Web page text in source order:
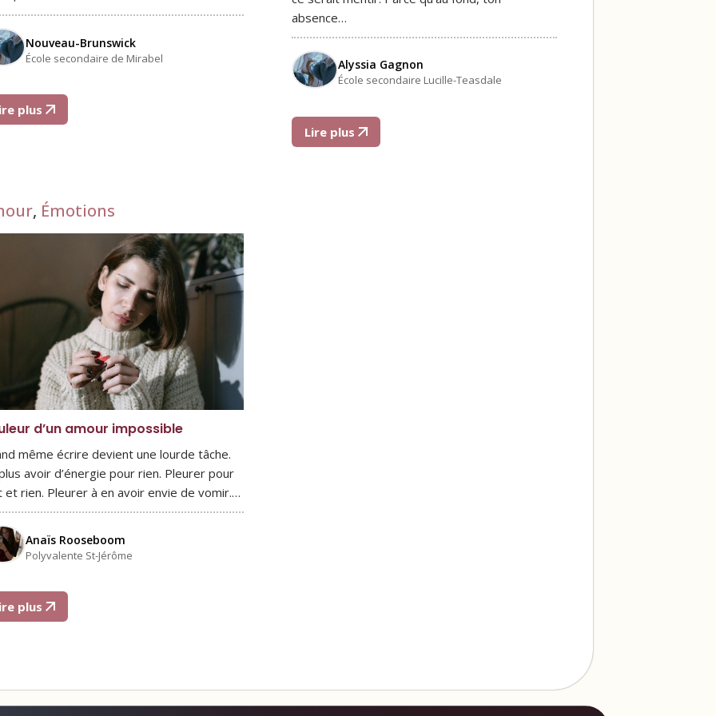
Nouveau-Brunswick
École secondaire de Mirabel
plus
absence…
Alyssia Gagnon
École secondaire Lucille-Teasdale
Lire plus
, Émotions
d’un amour impossible
même écrire devient une lourde tâche.
avoir d’énergie pour rien. Pleurer pour
et rien. Pleurer à en avoir envie de vomir.…
Anaïs Rooseboom
Polyvalente St-Jérôme
plus